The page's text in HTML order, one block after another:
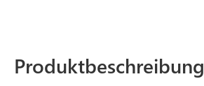
Produktbeschreibung